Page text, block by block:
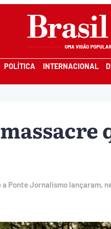
POLÍTICA INTERNACIONAL
Ponte Jornalismo lançaram,